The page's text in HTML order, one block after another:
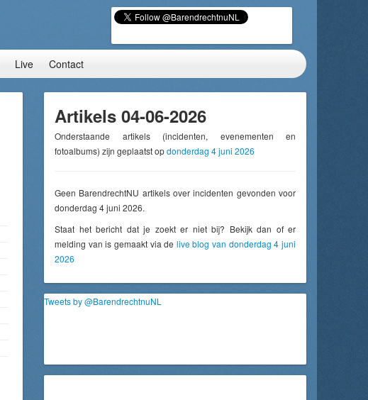
Live Contact
Artikels 04-06-2026
Onderstaande artikels (incidenten, evenementen en
fotoalbums) zijn geplaatst opdonderdag 4 juni 2026
Geen BarendrechtNU artikels over incidenten gevonden voor
donderdag 4 juni 2026.
Staat het bericht dat je zoekt er niet bij? Bekijk dan of er
melding van is gemaakt via de live blog van donderdag 4 juni
2026
Tweets by @BarendrechtnuNL